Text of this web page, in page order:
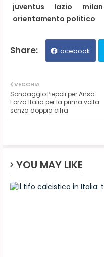
juventus
lazio milan
orientamento politico
Facebook
VECCHIA
Sondaggio Piepoli per Ansa:
Forza Italia per la prima volta
senza doppia cifra
YOU MAY LIKE